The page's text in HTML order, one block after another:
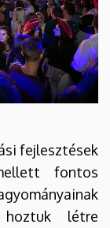
fejlesztések
fontos
létre